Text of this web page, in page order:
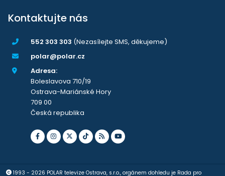
Kontaktujte nás
552 303 303 (Nezasílejte SMS, děkujeme)
polar@polar.cz
Adresa:
Boleslavova 710/19
Ostrava-Mariánské Hory
709 00
Česká republika
1993 - 2026 POLAR televize Ostrava, s.r.o., orgánem dohledu je Rada pro